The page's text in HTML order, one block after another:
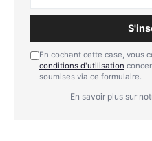
En cochant cette case, vous
conditions d'utilisation
soumises via ce formulaire.
En savoir plus sur